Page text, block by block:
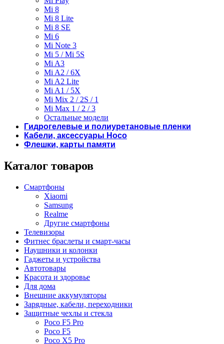
Mi 8
Mi 8 Lite
Mi 8 SE
Mi 6
Mi Note 3
Mi 5 / Mi 5S
Mi A3
Mi A2 / 6X
Mi A2 Lite
Mi A1 / 5X
Mi Mix 2 / 2S / 1
Mi Max 1 / 2 / 3
Остальные модели
Гидрогелевые и полиуретановые пленки
Кабели, аксессуары Hoco
Флешки, карты памяти
Каталог товаров
Смартфоны
Xiaomi
Samsung
Realme
Другие смартфоны
Телевизоры
Фитнес браслеты и смарт-часы
Наушники и колонки
Гаджеты и устройства
Автотовары
Красота и здоровье
Для дома
Внешние аккумуляторы
Зарядные, кабели, переходники
Защитные чехлы и стекла
Poco F5 Pro
Poco F5
Poco X5 Pro